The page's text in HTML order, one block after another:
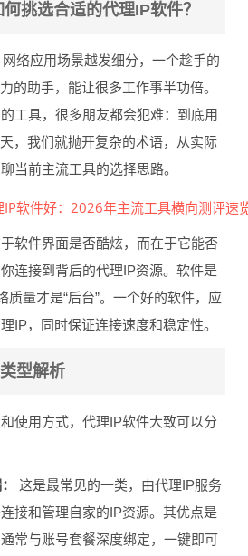
挑选合适的代理IP软件？
络应用场景越发细分，一个趁手的
的助手，能让很多工作事半功倍。
工具，很多朋友都会犯难：到底用
，我们就抛开复杂的术语，从实际
当前主流工具的选择思路。
软件界面是否酷炫，而在于它能否
连接到背后的代理IP资源。软件是
质量才是“后台”。一个好的软件，应
IP，同时保证连接速度和稳定性。
型解析
使用方式，代理IP软件大致可以分
这是最常见的一类，由代理IP服务
接和管理自家的IP资源。其优点是
通常与账号套餐深度绑定，一键即可